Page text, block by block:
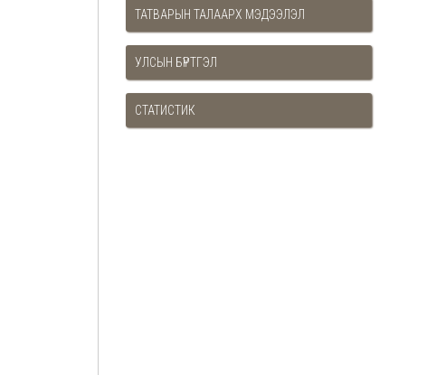
ТАТВАРЫН ТАЛААРХ МЭДЭЭЛЭЛ
УЛСЫН БҮРТГЭЛ
СТАТИСТИК